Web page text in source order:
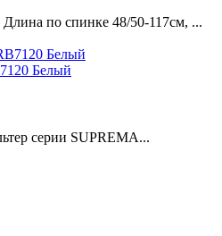
по спинке 48/50-117см, ...
Белый
серии SUPREMA...